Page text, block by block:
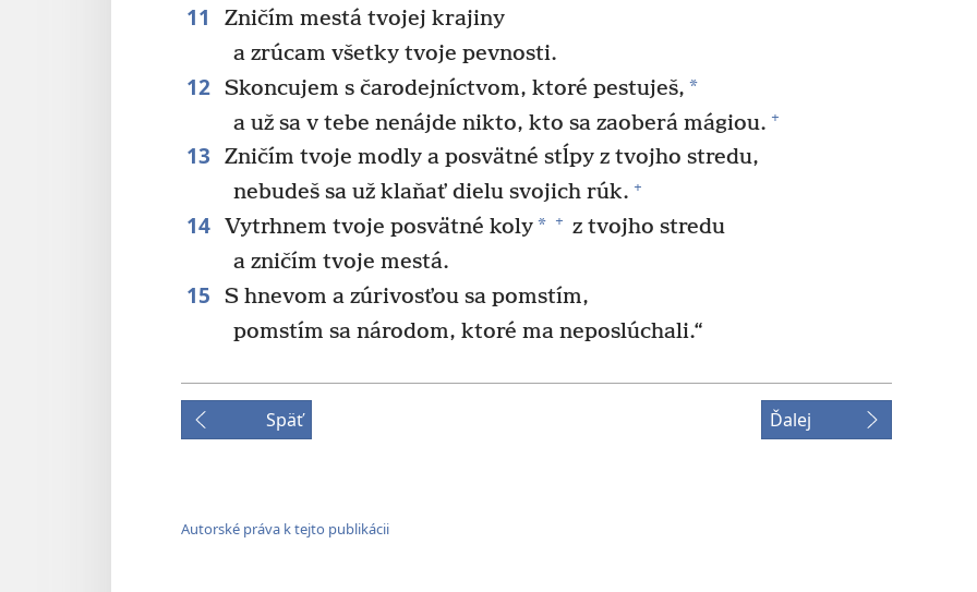
11
Zničím mestá tvojej krajiny
a zrúcam všetky tvoje pevnosti.
12 Skoncujem s čarodejníctvom, ktoré pestuješ, *
a už sa v tebe nenájde nikto, kto sa zaoberá mágiou. +
13
Zničím tvoje modly a posvätné stĺpy z tvojho stredu,
nebudeš sa už klaňať dielu svojich rúk. +
14 Vytrhnem tvoje posvätné koly* + z tvojho stredu
a zničím tvoje mestá.
15
S hnevom a zúrivosťou sa pomstím,
pomstím sa národom, ktoré ma neposlúchali.“
Späť Ďalej
Autorské práva k tejto publikácii